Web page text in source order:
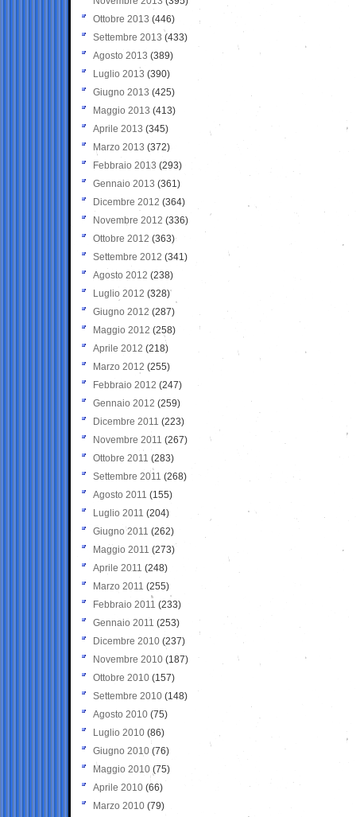
Ottobre 2013 (446)
Settembre 2013 (433)
Agosto 2013 (389)
Luglio 2013 (390)
Giugno 2013 (425)
Maggio 2013 (413)
Aprile 2013 (345)
Marzo 2013 (372)
Febbraio 2013 (293)
Gennaio 2013 (361)
Dicembre 2012 (364)
Novembre 2012 (336)
Ottobre 2012 (363)
Settembre 2012 (341)
Agosto 2012 (238)
Luglio 2012 (328)
Giugno 2012 (287)
Maggio 2012 (258)
Aprile 2012 (218)
Marzo 2012 (255)
Febbraio 2012 (247)
Gennaio 2012 (259)
Dicembre 2011 (223)
Novembre 2011 (267)
Ottobre 2011 (283)
Settembre 2011 (268)
Agosto 2011 (155)
Luglio 2011 (204)
Giugno 2011 (262)
Maggio 2011 (273)
Aprile 2011 (248)
Marzo 2011 (255)
Febbraio 2011 (233)
Gennaio 2011 (253)
Dicembre 2010 (237)
Novembre 2010 (187)
Ottobre 2010 (157)
Settembre 2010 (148)
Agosto 2010 (75)
Luglio 2010 (86)
Giugno 2010 (76)
Maggio 2010 (75)
Aprile 2010 (66)
Marzo 2010 (79)